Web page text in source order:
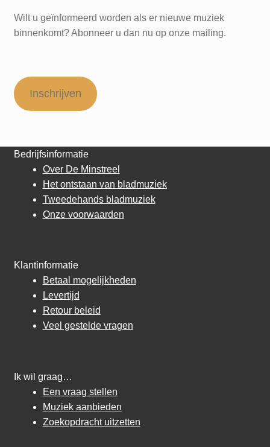
Wilt u geïnformeerd worden als er nieuwe muziek
binnenkomt? Abonneer u dan nu op onze mailing.
Inschrijven
Bedrijfsinformatie
Over De Minstreel
Het ontstaan van bladmuziek
Tweedehands bladmuziek
Onze voorwaarden
Klantinformatie
Betaal mogelijkheden
Levertijd
Retour beleid
Veel gestelde vragen
Ik wil graag…
Een vraag stellen
Muziek aanbieden
Zoekopdracht uitzetten